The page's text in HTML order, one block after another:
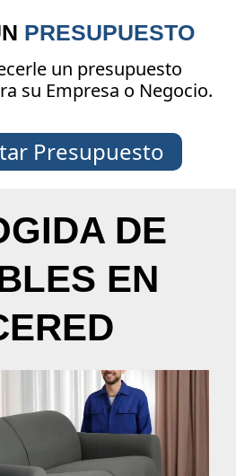
PRESUPUESTO
un presupuesto
su Empresa o Negocio.
Presupuesto
DE
EN